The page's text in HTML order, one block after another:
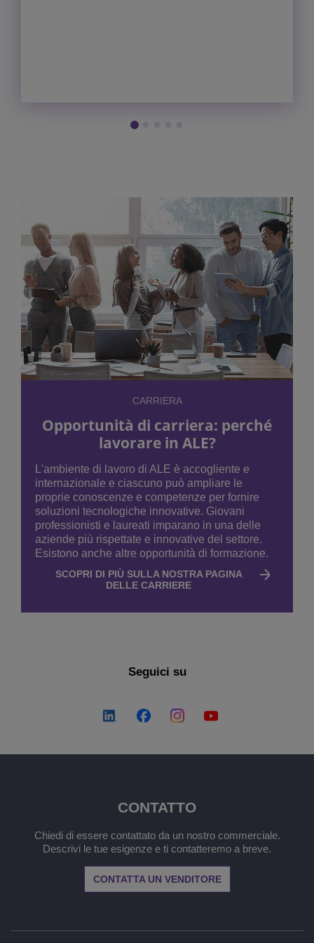
CARRIERA
Opportunità di carriera: perché
lavorare in ALE?
L'ambiente di lavoro di ALE è accogliente e
internazionale e ciascuno può ampliare le
proprie conoscenze e competenze per fornire
soluzioni tecnologiche innovative. Giovani
professionisti e laureati imparano in una delle
aziende più rispettate e innovative del settore.
Esistono anche altre opportunità di formazione.
SCOPRI DI PIÙ SULLA NOSTRA PAGINA
DELLE CARRIERE
Seguici su
CONTATTO
Chiedi di essere contattato da un nostro commerciale.
Descrivi le tue esigenze e ti contatteremo a breve.
CONTATTA UN VENDITORE